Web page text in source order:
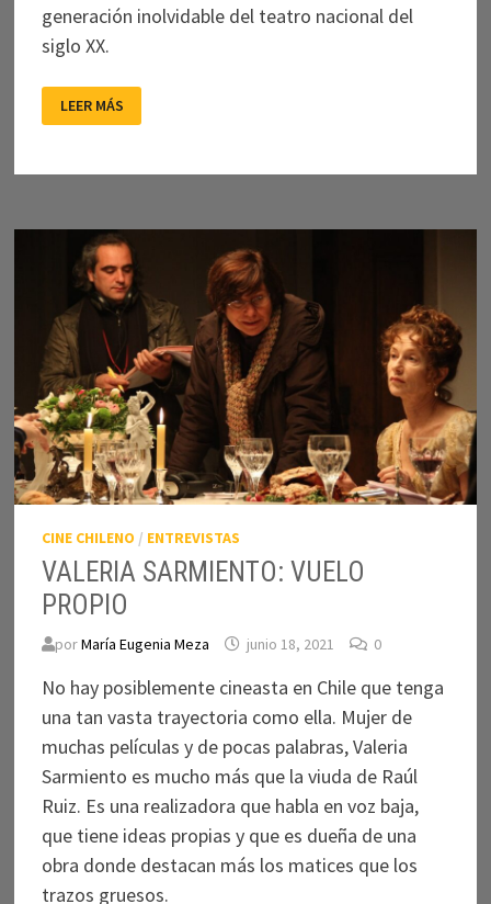
generación inolvidable del teatro nacional del
siglo XX.
ORIETTA
ESCÁMEZ
(1938-
LEER MÁS
CINE CHILENO / ENTREVISTAS
VALERIA SARMIENTO: VUELO
PROPIO
porMaría Eugenia Meza junio 18, 2021 0
No hay posiblemente cineasta en Chile que tenga
una tan vasta trayectoria como ella. Mujer de
muchas películas y de pocas palabras, Valeria
Sarmiento es mucho más que la viuda de Raúl
Ruiz. Es una realizadora que habla en voz baja,
que tiene ideas propias y que es dueña de una
obra donde destacan más los matices que los
trazos gruesos.